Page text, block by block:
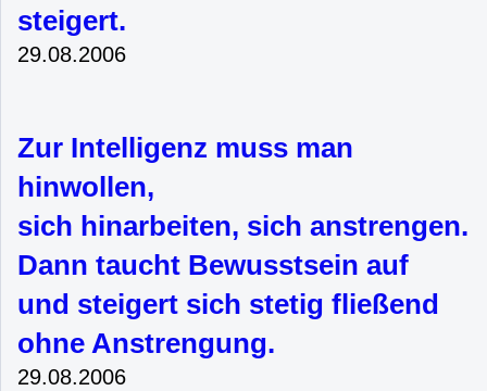
steigert.
29.08.2006
Zur Intelligenz muss man
hinwollen,
sich hinarbeiten, sich anstrengen.
Dann taucht Bewusstsein auf
und steigert sich stetig fließend
ohne Anstrengung.
29.08.2006